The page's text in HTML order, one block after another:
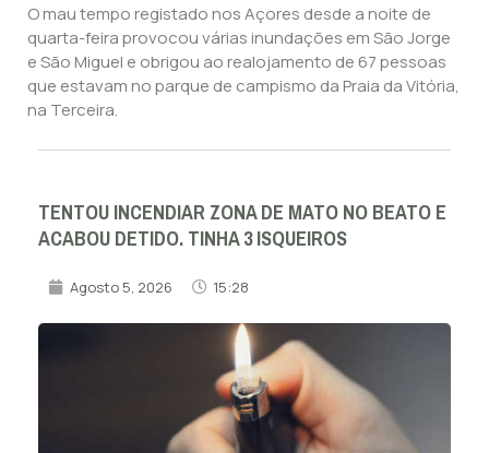
O mau tempo registado nos Açores desde a noite de
quarta-feira provocou várias inundações em São Jorge
e São Miguel e obrigou ao realojamento de 67 pessoas
que estavam no parque de campismo da Praia da Vitória,
na Terceira.
TENTOU INCENDIAR ZONA DE MATO NO BEATO E
ACABOU DETIDO. TINHA 3 ISQUEIROS
Agosto 5, 2026 15:28